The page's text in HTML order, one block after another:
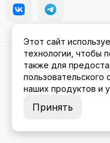
2026 ©
Этот сайт
технологии, чтобы
также для
пользовательского
наших продуктов и
Принять